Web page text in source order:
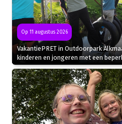
Op 11 augustus 2026
VakantiePRET in Outdoorpark
kinderen en jongeren met een